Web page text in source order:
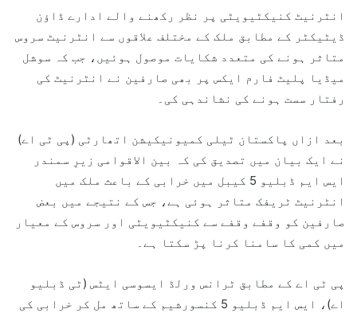
انٹرنیٹ کنیکٹیویٹی پر نظر رکھنے والے ادارے ڈاؤن
ڈیٹیکٹر کے مطابق ملک کے مختلف علاقوں سے انٹرنیٹ سروس
متاثر ہونے کی متعدد شکایات موصول ہوئیں، جب کہ سوشل
میڈیا پلیٹ فارم ایکس پر بھی صارفین نے انٹرنیٹ کی
رفتار سست ہونے کی نشاندہی کی۔
بعد ازاں پاکستان ٹیلی کمیونیکیشن اتھارٹی (پی ٹی اے)
نے ایک بیان میں تصدیق کی کہ بین الاقوامی زیرِ سمندر
ایس ایم ڈبلیو 5 کیبل میں خرابی کے باعث ملک میں
انٹرنیٹ ٹریفک متاثر ہوئی ہے، جس کے نتیجے میں بعض
صارفین کو وقفے وقفے سے کنیکٹیویٹی اور سروس کے معیار
میں کمی کا سامنا کرنا پڑ سکتا ہے۔
پی ٹی اے کے مطابق ٹرانس ورلڈ ایسوسی ایٹس (ٹی ڈبلیو
اے)، ایس ایم ڈبلیو 5 کنسورشیم کے ساتھ مل کر خرابی کی